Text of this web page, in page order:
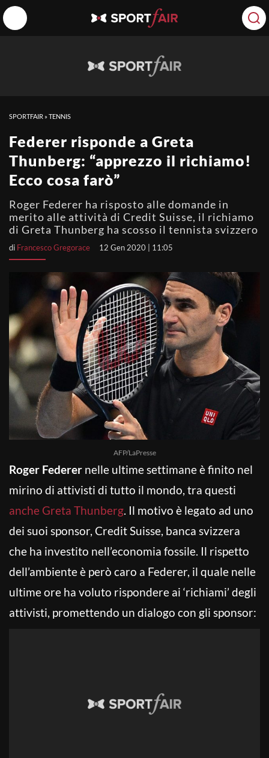
SPORTFAIR »TENNIS
Federer risponde a Greta
Thunberg: “apprezzo il richiamo!
Ecco cosa farò”
Roger Federer ha risposto alle domande in
merito alle attività di Credit Suisse, il richiamo
di Greta Thunberg ha scosso il tennista svizzero
di Francesco Gregorace 12 Gen 2020 | 11:05
AFP/LaPresse
Roger Federer nelle ultime settimane è finito nel
mirino di attivisti di tutto il mondo, tra questi
anche Greta Thunberg. Il motivo è legato ad uno
dei suoi sponsor, Credit Suisse, banca svizzera
che ha investito nell’economia fossile. Il rispetto
dell’ambiente è però caro a Federer, il quale nelle
ultime ore ha voluto rispondere ai ‘richiami’ degli
attivisti, promettendo un dialogo con gli sponsor: